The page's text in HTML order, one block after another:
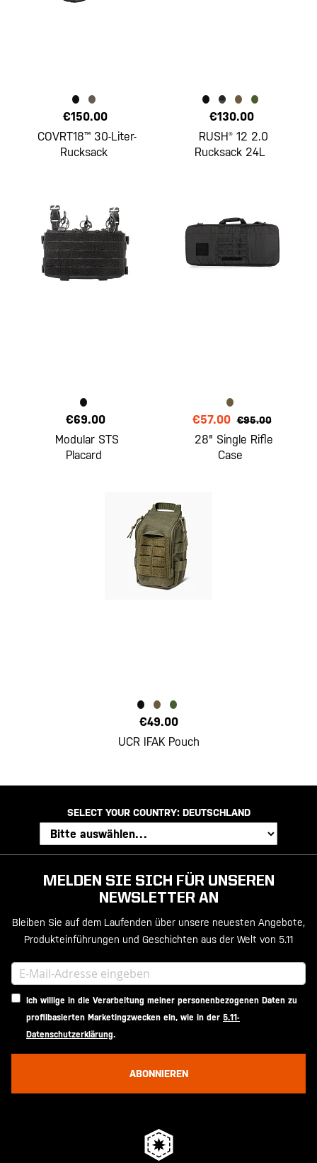
€150.00
COVRT18™ 30-Liter-
Rucksack
€130.00
RUSH® 12 2.0
Rucksack 24L
€69.00
Modular STS
Placard
€57.00 €95.00
28" Single Rifle
Case
€49.00
UCR IFAK Pouch
SELECT YOUR COUNTRY: DEUTSCHLAND
MELDEN SIE SICH FÜR UNSEREN
NEWSLETTER AN
Bleiben Sie auf dem Laufenden über unsere neuesten Angebote,
Produkteinführungen und Geschichten aus der Welt von 5.11
Ich willige in die Verarbeitung meiner personenbezogenen Daten zu
profilbasierten Marketingzwecken ein, wie in der 5.11-
Datenschutzerklärung.
ABONNIEREN